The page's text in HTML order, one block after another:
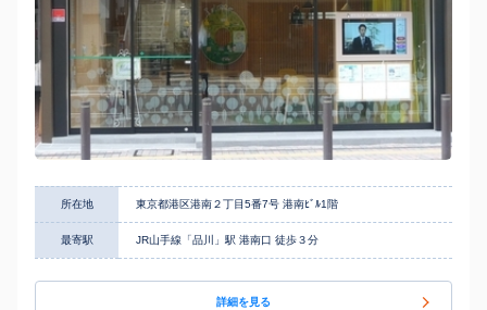
所在地 東京都港区港南２丁目5番7号 港南ﾋﾞﾙ1階
最寄駅 JR山手線「品川」駅 港南口 徒歩３分
詳細を見る